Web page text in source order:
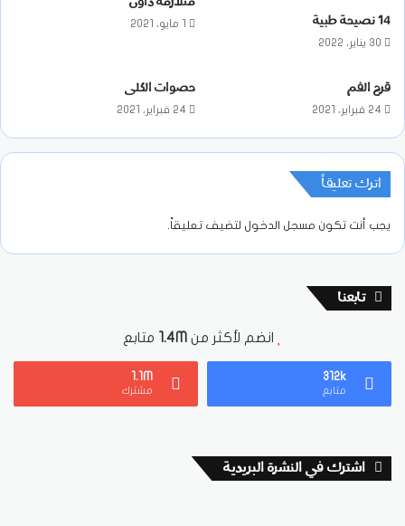
14 نصيحة طبية
30 يناير، 2022
1 مايو، 2021
قرح الفم
24 فبراير، 2021
حصوات الكلى
24 فبراير، 2021
اترك تعليقاً
يجب أنت تكون مسجل الدخول لتضيف تعليقاً.
تابعنا
انضم لأكثر من 1.4M متابع
312k
متابع
1.1M
مشترك
اشترك في النشرة البريدية